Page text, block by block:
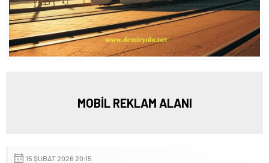
MOBİL REKLAM ALANI
15 ŞUBAT 2026 20:15